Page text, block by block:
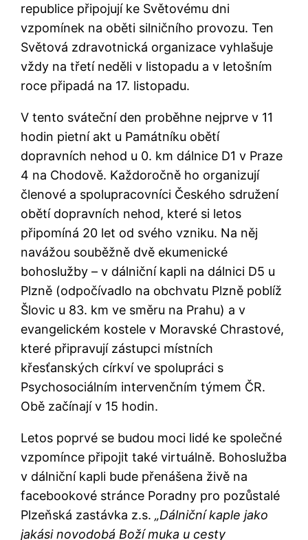
republice připojují ke Světovému dni
vzpomínek na oběti silničního provozu. Ten
Světová zdravotnická organizace vyhlašuje
vždy na třetí neděli v listopadu a v letošním
roce připadá na 17. listopadu.
V tento sváteční den proběhne nejprve v 11
hodin pietní akt u Památníku obětí
dopravních nehod u 0. km dálnice D1 v Praze
4 na Chodově. Každoročně ho organizují
členové a spolupracovníci Českého sdružení
obětí dopravních nehod, které si letos
připomíná 20 let od svého vzniku. Na něj
navážou souběžně dvě ekumenické
bohoslužby – v dálniční kapli na dálnici D5 u
Plzně (odpočívadlo na obchvatu Plzně poblíž
Šlovic u 83. km ve směru na Prahu) a v
evangelickém kostele v Moravské Chrastové,
které připravují zástupci místních
křesťanských církví ve spolupráci s
Psychosociálním intervenčním týmem ČR.
Obě začínají v 15 hodin.
Letos poprvé se budou moci lidé ke společné
vzpomínce připojit také virtuálně. Bohoslužba
v dálniční kapli bude přenášena živě na
facebookové stránce Poradny pro pozůstalé
Plzeňská zastávka z.s.„Dálniční kaple jako
jakási novodobá Boží muka u cesty